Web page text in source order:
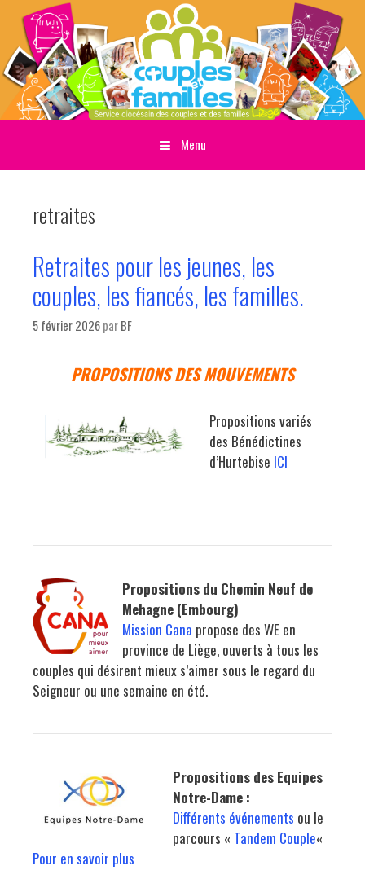
Menu
retraites
Retraites pour les jeunes, les
couples, les fiancés, les familles.
5 février 2026parBF
PROPOSITIONS DES MOUVEMENTS
Propositions variés
des Bénédictines
d’Hurtebise ICI
Propositions du Chemin Neuf de
Mehagne (Embourg)
Mission Cana propose des WE en
province de Liège, ouverts à tous les
couples qui désirent mieux s’aimer sous le regard du
Seigneur ou une semaine en été.
Propositions des Equipes
Notre-Dame :
Différents événements ou le
parcours « Tandem Couple«
Pour en savoir plus